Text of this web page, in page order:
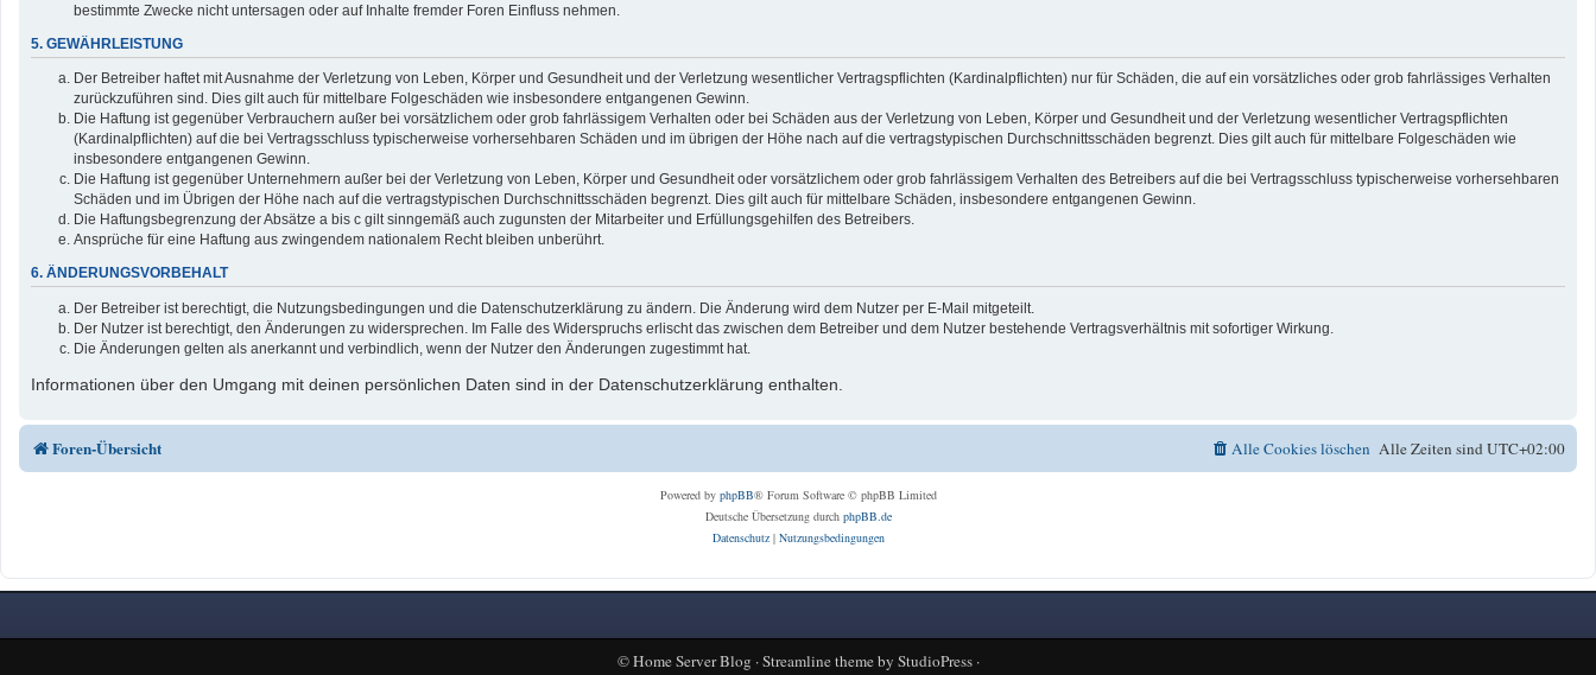
bestimmte Zwecke nicht untersagen oder auf Inhalte fremder Foren Einfluss nehmen.
5. GEWÄHRLEISTUNG
Der Betreiber haftet mit Ausnahme der Verletzung von Leben, Körper und Gesundheit und der Verletzung wesentlicher Vertragspflichten (Kardinalpflichten) nur für Schäden, die auf ein vorsätzliches oder grob fahrlässiges Verhalten
zurückzuführen sind. Dies gilt auch für mittelbare Folgeschäden wie insbesondere entgangenen Gewinn.
Die Haftung ist gegenüber Verbrauchern außer bei vorsätzlichem oder grob fahrlässigem Verhalten oder bei Schäden aus der Verletzung von Leben, Körper und Gesundheit und der Verletzung wesentlicher Vertragspflichten
(Kardinalpflichten) auf die bei Vertragsschluss typischerweise vorhersehbaren Schäden und im übrigen der Höhe nach auf die vertragstypischen Durchschnittsschäden begrenzt. Dies gilt auch für mittelbare Folgeschäden wie
insbesondere entgangenen Gewinn.
Die Haftung ist gegenüber Unternehmern außer bei der Verletzung von Leben, Körper und Gesundheit oder vorsätzlichem oder grob fahrlässigem Verhalten des Betreibers auf die bei Vertragsschluss typischerweise vorhersehbaren
Schäden und im Übrigen der Höhe nach auf die vertragstypischen Durchschnittsschäden begrenzt. Dies gilt auch für mittelbare Schäden, insbesondere entgangenen Gewinn.
Die Haftungsbegrenzung der Absätze a bis c gilt sinngemäß auch zugunsten der Mitarbeiter und Erfüllungsgehilfen des Betreibers.
Ansprüche für eine Haftung aus zwingendem nationalem Recht bleiben unberührt.
6. ÄNDERUNGSVORBEHALT
Der Betreiber ist berechtigt, die Nutzungsbedingungen und die Datenschutzerklärung zu ändern. Die Änderung wird dem Nutzer per E-Mail mitgeteilt.
Der Nutzer ist berechtigt, den Änderungen zu widersprechen. Im Falle des Widerspruchs erlischt das zwischen dem Betreiber und dem Nutzer bestehende Vertragsverhältnis mit sofortiger Wirkung.
Die Änderungen gelten als anerkannt und verbindlich, wenn der Nutzer den Änderungen zugestimmt hat.
Informationen über den Umgang mit deinen persönlichen Daten sind in der Datenschutzerklärung enthalten.
Foren-Übersicht Alle Zeiten sindUTC+02:00
Alle Cookies löschen
Powered by phpBB® Forum Software © phpBB Limited
Deutsche Übersetzung durch phpBB.de
Datenschutz| Nutzungsbedingungen
©Home Server Blog ·Streamline themeby StudioPress·